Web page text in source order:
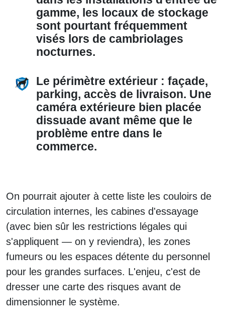
gamme, les locaux de stockage
sont pourtant fréquemment
visés lors de cambriolages
nocturnes.
Le périmètre extérieur : façade,
parking, accès de livraison. Une
caméra extérieure bien placée
dissuade avant même que le
problème entre dans le
commerce.
On pourrait ajouter à cette liste les couloirs de
circulation internes, les cabines d'essayage
(avec bien sûr les restrictions légales qui
s'appliquent — on y reviendra), les zones
fumeurs ou les espaces détente du personnel
pour les grandes surfaces. L'enjeu, c'est de
dresser une carte des risques avant de
dimensionner le système.